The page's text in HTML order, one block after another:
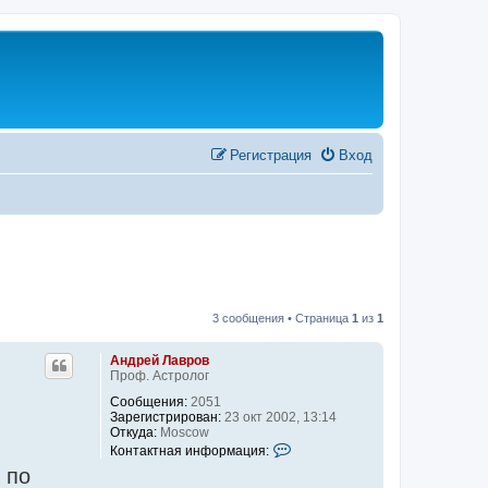
Вход
Регистрация
3 сообщения • Страница 1 из 1
Андрей Лавров
Проф. Астролог
Сообщения:2051
Зарегистрирован:23 окт 2002, 13:14
Откуда:Moscow
Контактная информация:
по